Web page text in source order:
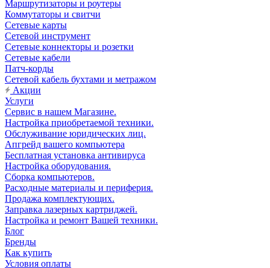
Маршрутизаторы и роутеры
Коммутаторы и свитчи
Сетевые карты
Сетевой инструмент
Сетевые коннекторы и розетки
Сетевые кабели
Патч-корды
Сетевой кабель бухтами и метражом
Акции
Услуги
Сервис в нашем Магазине.
Настройка приобретаемой техники.
Обслуживание юридических лиц.
Апгрейд вашего компьютера
Бесплатная установка антивируса
Настройка оборудования.
Сборка компьютеров.
Расходные материалы и периферия.
Продажа комплектующих.
Заправка лазерных картриджей.
Настройка и ремонт Вашей техники.
Блог
Бренды
Как купить
Условия оплаты